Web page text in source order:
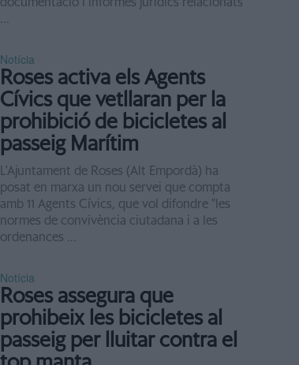
Notícia
Roses activa els Agents
Cívics que vetllaran per la
prohibició de bicicletes al
passeig Marítim
L'Ajuntament de Roses (Alt Empordà) ha
posat en marxa un nou servei que compta
amb 11 Agents Cívics, que vol difondre "les
normes de convivència ciutadana i a les
ordenances ...
Notícia
Roses assegura que
prohibeix les bicicletes al
passeig per lluitar contra el